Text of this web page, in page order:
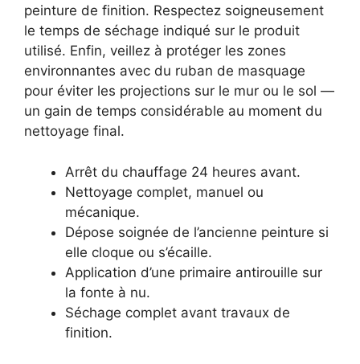
peinture de finition. Respectez soigneusement
le temps de séchage indiqué sur le produit
utilisé. Enfin, veillez à protéger les zones
environnantes avec du ruban de masquage
pour éviter les projections sur le mur ou le sol —
un gain de temps considérable au moment du
nettoyage final.
Arrêt du chauffage 24 heures avant.
Nettoyage complet, manuel ou
mécanique.
Dépose soignée de l’ancienne peinture si
elle cloque ou s’écaille.
Application d’une primaire antirouille sur
la fonte à nu.
Séchage complet avant travaux de
finition.